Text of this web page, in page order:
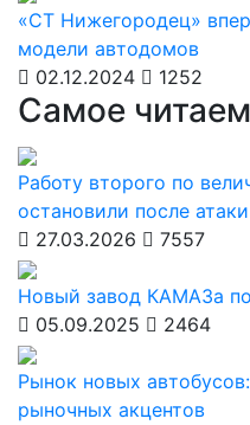
«СТ Нижегородец»
модели автодомов
02.12.2024
1252
Самое
Работу второго по
остановили после
27.03.2026
7557
Новый завод КАМАЗа
05.09.2025
2464
Рынок новых
рыночных акцентов